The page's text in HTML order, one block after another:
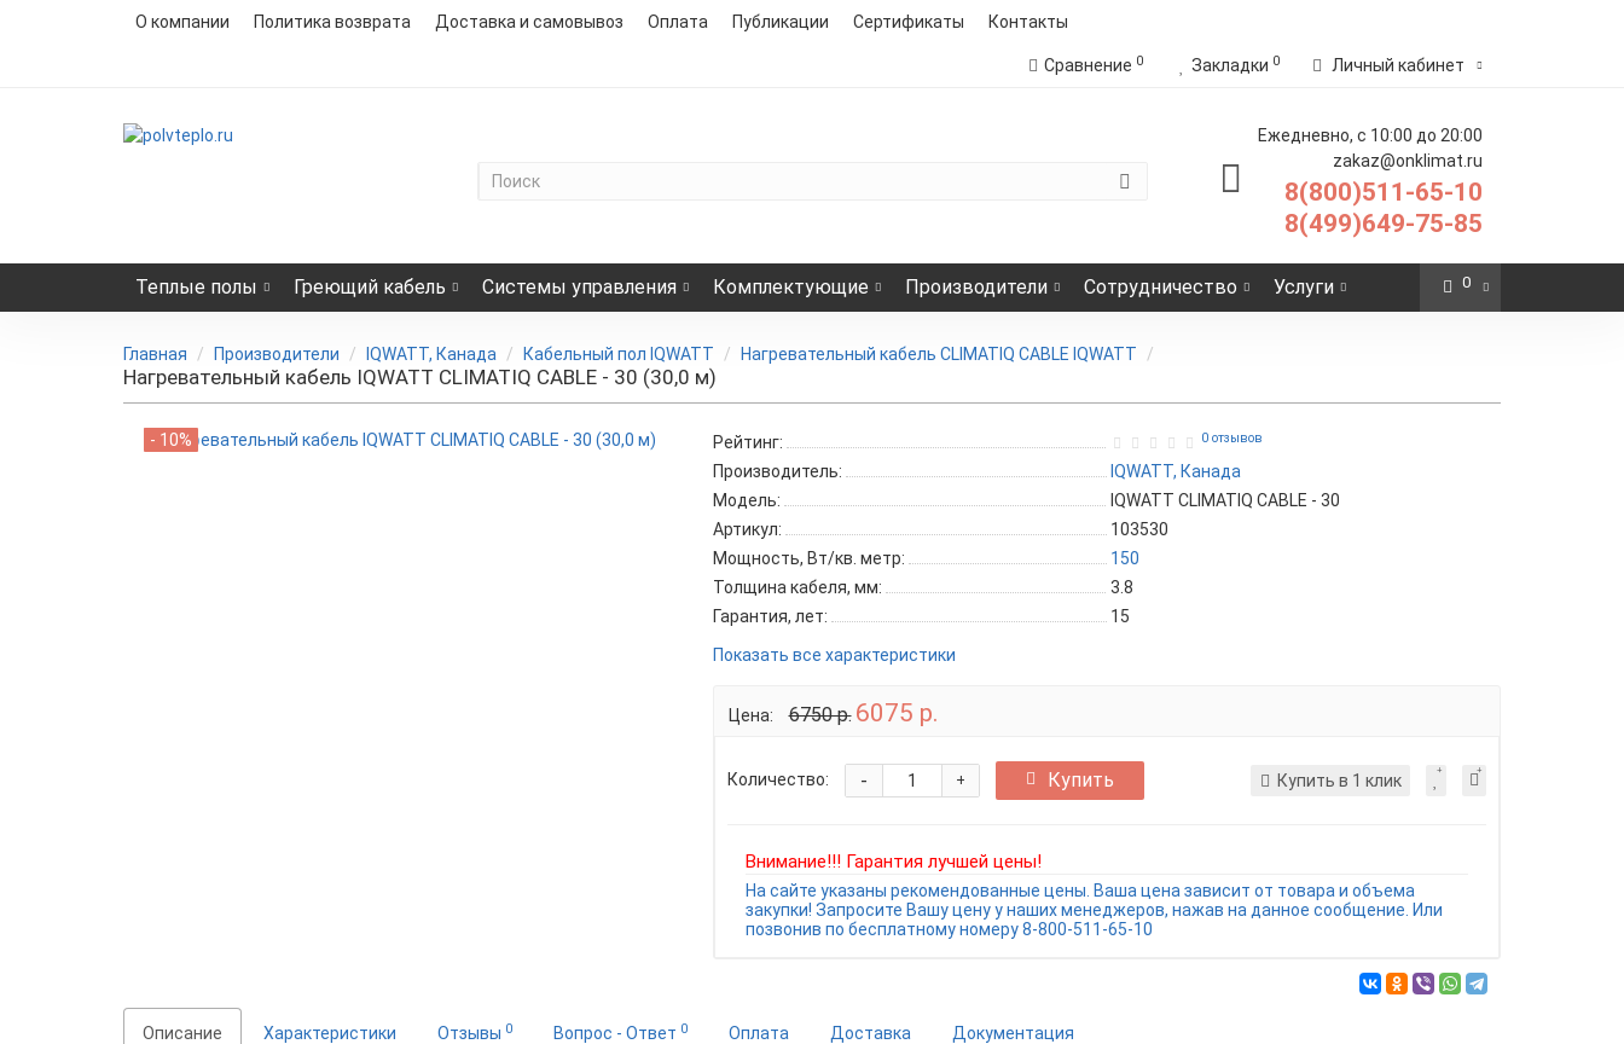
О компании Политика возврата Доставка и самовывоз Оплата Публикации Сертификаты Контакты
Сравнение 0 Закладки 0 Личный кабинет
Ежедневно, с 10:00 до 20:00
zakaz@onklimat.ru
8(800)511-65-10
8(499)649-75-85
Теплые полы Греющий кабель Системы управления Комплектующие Производители Сотрудничество Услуги 0
Главная Производители IQWATT, Канада Кабельный пол IQWATT Нагревательный кабель CLIMATIQ CABLE IQWATT
Нагревательный кабель IQWATT CLIMATIQ CABLE - 30 (30,0 м)
- 10% Рейтинг: 0 отзывов
Производитель:
IQWATT, Канада
Модель:
IQWATT CLIMATIQ CABLE - 30
Артикул:
103530
Мощность, Вт/кв. метр:
150
Толщина кабеля, мм:
3.8
Гарантия, лет:
15
Показать все характеристики
Цена: 6750 р. 6075 р.
Количество: +
- Купить Купить в 1 клик
Внимание!!! Гарантия лучшей цены!
На сайте указаны рекомендованные цены. Ваша цена зависит от товара и объема
закупки! Запросите Вашу цену у наших менеджеров, нажав на данное сообщение. Или
позвонив по бесплатному номеру 8-800-511-65-10
Описание Характеристики Отзывы 0 Вопрос - Ответ 0 Оплата Доставка Документация